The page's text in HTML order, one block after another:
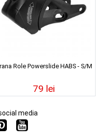
Role Powerslide HABS - S/M
79 lei
media